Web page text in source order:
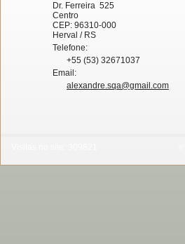
Dr. Ferreira 525
Centro
CEP: 96310-000
Herval / RS
Telefone:
+55 (53) 32671037
Email:
alexandre.sqa@gmail.com